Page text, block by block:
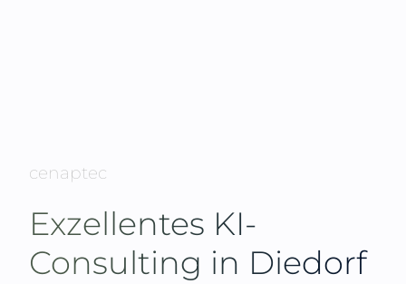
cenaptec
Exzellentes KI-
Consulting in Diedorf